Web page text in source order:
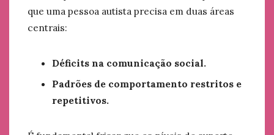
que uma pessoa autista precisa em duas áreas
centrais:
Déficits na comunicação social.
Padrões de comportamento restritos e
repetitivos.